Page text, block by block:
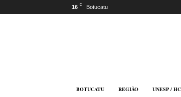
16 C Botucatu
BOTUCATU REGIÃO UNESP / HC